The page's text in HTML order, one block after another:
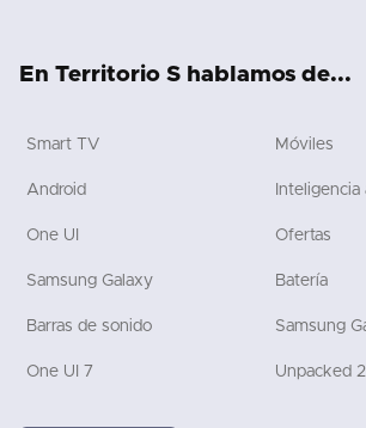
En Territorio S hablamos de...
Smart TV Móviles
Android Inteligencia
One UI Ofertas
Samsung Galaxy Batería
Barras de sonido Samsung
One UI 7 Unpacked